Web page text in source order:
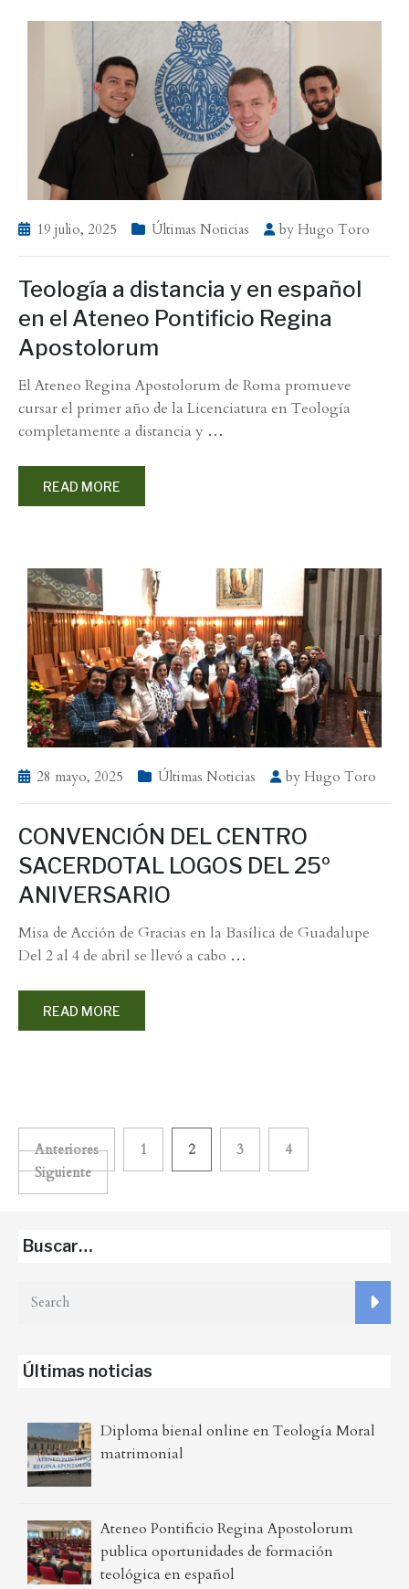
19 julio, 2025 Últimas Noticias by Hugo Toro
Teología a distancia y en español
en el Ateneo Pontificio Regina
Apostolorum
El Ateneo Regina Apostolorum de Roma promueve
cursar el primer año de la Licenciatura en Teología
completamente a distancia y …
READ MORE
28 mayo, 2025 Últimas Noticias by Hugo Toro
CONVENCIÓN DEL CENTRO
SACERDOTAL LOGOS DEL 25º
ANIVERSARIO
Misa de Acción de Gracias en la Basílica de Guadalupe
Del 2 al 4 de abril se llevó a cabo …
READ MORE
Paginación
de
entradas
Anteriores 1 2 3
4
Siguiente
Buscar…
Últimas noticias
Diploma bienal online en Teología Moral
matrimonial
Ateneo Pontificio Regina Apostolorum
publica oportunidades de formación
teológica en español